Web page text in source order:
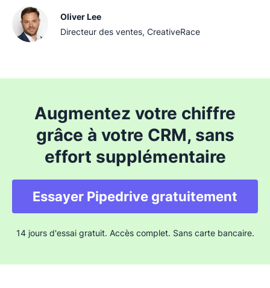
Oliver Lee
Directeur des ventes, CreativeRace
Augmentez votre chiffre
grâce à votre CRM, sans
effort supplémentaire
Essayer Pipedrive gratuitement
14 jours d'essai gratuit. Accès complet. Sans carte bancaire.